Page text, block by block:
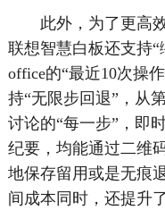
此外，为了更高效
联想智慧白板还支持
office的“最近10次操
持“无限步回退”，从
讨论的“每一步”，即
纪要，均能通过二维
地保存留用或是无痕
间成本同时，还提升